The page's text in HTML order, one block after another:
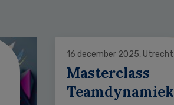
16 december 2025, Utrecht
Masterclass
Teamdynamiek